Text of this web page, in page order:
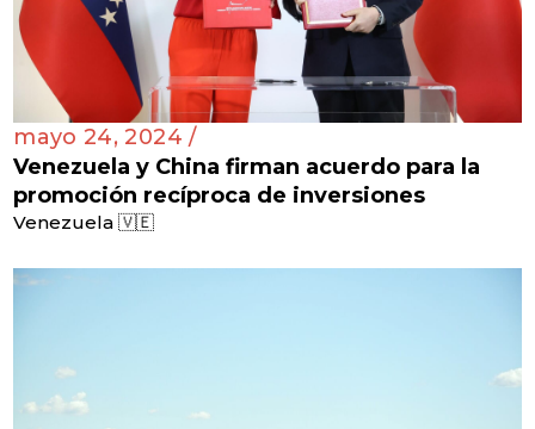
mayo 24, 2024 /
Venezuela y China firman acuerdo para la
promoción recíproca de inversiones
Venezuela 🇻🇪